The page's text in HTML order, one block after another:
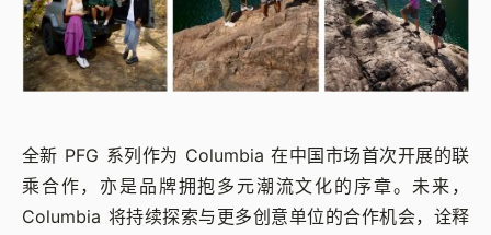
全新 PFG 系列作为 Columbia 在中国市场首次开展的联
乘合作，亦是品牌拥抱多元潮流文化的序章。未来，
Columbia 将持续探索与更多创意单位的合作机会，诠释